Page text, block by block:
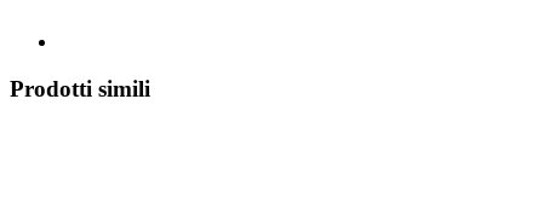
Prodotti simili